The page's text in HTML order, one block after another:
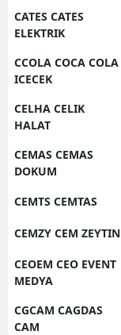
CATES CATES
ELEKTRIK
CCOLA COCA COLA
ICECEK
CELHA CELIK
HALAT
CEMAS CEMAS
DOKUM
CEMTS CEMTAS
CEMZY CEM ZEYTIN
CEOEM CEO EVENT
MEDYA
CGCAM CAGDAS
CAM